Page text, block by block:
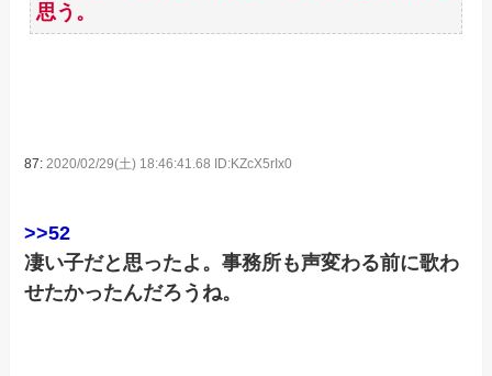
思う。
87:2020/02/29(土) 18:46:41.68 ID:KZcX5rIx0
>>52
凄い子だと思ったよ。事務所も声変わる前に歌わ
せたかったんだろうね。